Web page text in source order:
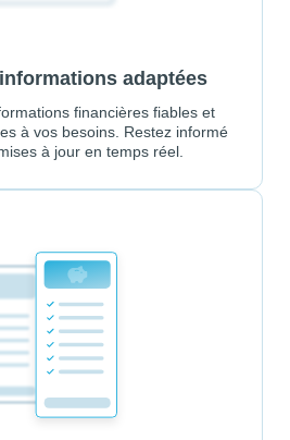
adaptées
financières fiables et
à vos besoins. Restez informé
à jour en temps réel.